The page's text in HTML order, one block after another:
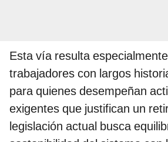
Esta vía resulta
trabajadores con largos
para quienes desempeñan
exigentes que justifican un
legislación actual busca